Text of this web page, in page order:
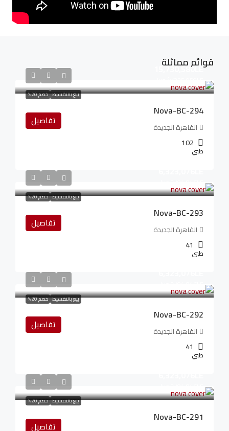
قوائم مماثلة
بيع بالتقسيط خصم 20%
15,730,580LE
Nova-BC-294
القاهرة الجديدة
102
طبي
تفاصيل
بيع بالتقسيط خصم 20%
Nova-BC-293
القاهرة الجديدة
41
طبي
تفاصيل
بيع بالتقسيط خصم 20%
Nova-BC-292
القاهرة الجديدة
41
طبي
تفاصيل
بيع بالتقسيط خصم 20%
Nova-BC-291
تفاصيل